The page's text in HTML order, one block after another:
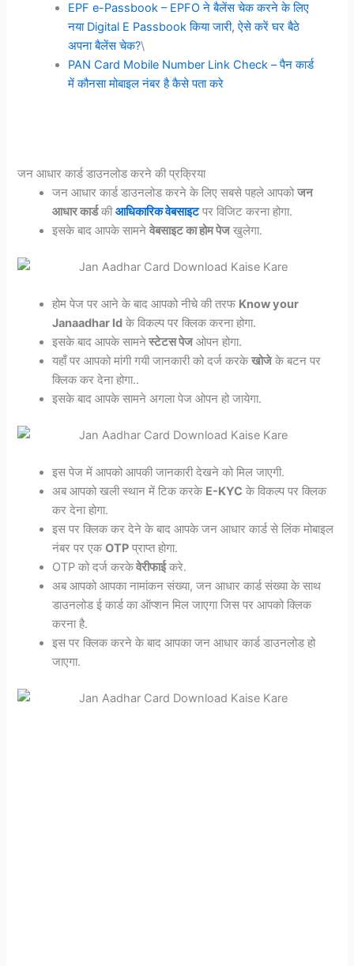
EPF e-Passbook – EPFO ने बैलेंस चेक करने के लिए
नया Digital E Passbook किया जारी, ऐसे करें घर बैठे
अपना बैलेंस चेक?\
PAN Card Mobile Number Link Check – पैन कार्ड
में कौनसा मोबाइल नंबर है कैसे पता करे
जन आधार कार्ड डाउनलोड करने की प्रक्रिया
जन आधार कार्ड डाउनलोड करने के लिए सबसे पहले आपकोजन
आधार कार्डकीआधिकारिक वेबसाइटपर विजिट करना होगा.
इसके बाद आपके सामनेवेबसाइट का होम पेजखुलेगा.
होम पेज पर आने के बाद आपको नीचे की तरफ Know your
Janaadhar Id के विकल्प पर क्लिक करना होगा.
इसके बाद आपके सामनेस्टेटस पेजओपन होगा.
यहाँ पर आपको मांगी गयी जानकारी को दर्ज करकेखोजेके बटन पर
क्लिक कर देना होगा..
इसके बाद आपके सामने अगला पेज ओपन हो जायेगा.
इस पेज में आपको आपकी जानकारी देखने को मिल जाएगी.
अब आपको खली स्थान में टिक करके E-KYC के विकल्प पर क्लिक
कर देना होगा.
इस पर क्लिक कर देने के बाद आपके जन आधार कार्ड से लिंक मोबाइल
नंबर पर एकOTP प्राप्त होगा.
OTP को दर्ज करकेवेरीफाईकरे.
अब आपको आपका नामांकन संख्या, जन आधार कार्ड संख्या के साथ
डाउनलोड ई कार्ड का ऑप्शन मिल जाएगा जिस पर आपको क्लिक
करना है.
इस पर क्लिक करने के बाद आपका जन आधार कार्ड डाउनलोड हो
जाएगा.